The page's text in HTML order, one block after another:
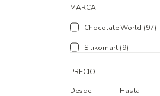
MARCA
Chocolate World (97)
Silikomart (9)
PRECIO
Desde
Hasta